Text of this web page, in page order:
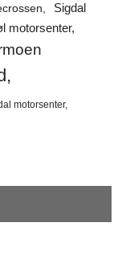
Sigdal
motorsenter
motorsenter